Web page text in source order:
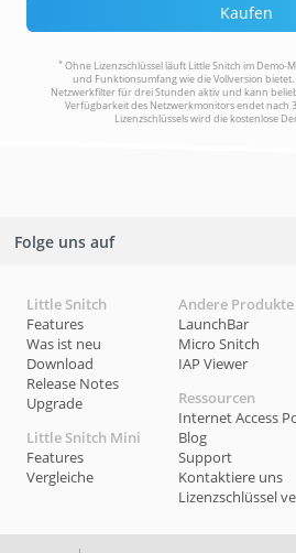
Kaufen
* Ohne Lizenzschlüssel läuft Little Snitch im Demo-
und Funktionsumfang wie die Vollversion
Netzwerkfilter für drei Stunden aktiv und kann
Verfügbarkeit des Netzwerkmonitors endet nach
Lizenzschlüssels wird die kostenlose
Folge uns auf
Little Snitch
Features
Was ist neu
Download
Release Notes
Upgrade
Little Snitch Mini
Features
Vergleiche
Andere Produkte
LaunchBar
Micro Snitch
IAP Viewer
Ressourcen
Internet Access
Blog
Support
Kontaktiere uns
Lizenzschlüssel